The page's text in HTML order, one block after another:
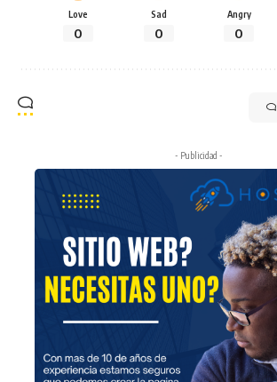
Love
0
Sad
0
Angry
0
- Publicidad -